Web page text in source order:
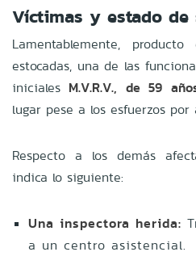
Víctimas y estado de
Lamentablemente,
estocadas, una de las
iniciales M.V.R.V., de 59
lugar pese a los esfuerzos por
Respecto a los demás
indica lo siguiente:
Una inspectora herida:
a un centro asistencial.